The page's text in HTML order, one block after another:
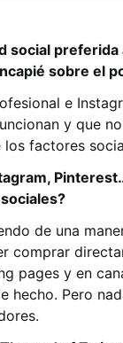
social
sobre el
e
y que
factores
de una
comprar
pages y en
hecho. Pero